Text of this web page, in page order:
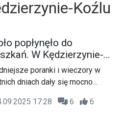
Koźlu
popłynęło do
W Kędzierzynie-
rozpoczął się sezon
poranki i wieczory w
dniach dały się mocno
Koźlu ruszył sezon
17:28 6 6